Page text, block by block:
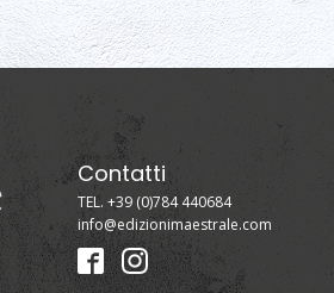
Contatti
TEL. +39 (0)784 440684
info@edizionimaestrale.com